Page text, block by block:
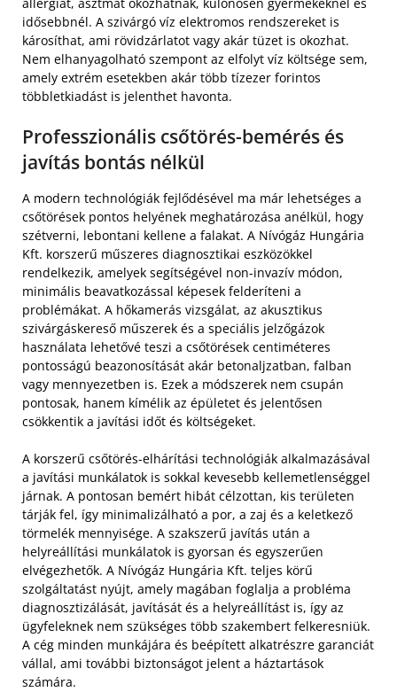
idősebbnél. A szivárgó víz elektromos rendszereket is
károsíthat, ami rövidzárlatot vagy akár tüzet is okozhat.
Nem elhanyagolható szempont az elfolyt víz költsége sem,
amely extrém esetekben akár több tízezer forintos
többletkiadást is jelenthet havonta.
Professzionális csőtörés-bemérés és
javítás bontás nélkül
A modern technológiák fejlődésével ma már lehetséges a
csőtörések pontos helyének meghatározása anélkül, hogy
szétverni, lebontani kellene a falakat. A Nívógáz Hungária
Kft. korszerű műszeres diagnosztikai eszközökkel
rendelkezik, amelyek segítségével non-invazív módon,
minimális beavatkozással képesek felderíteni a
problémákat. A hőkamerás vizsgálat, az akusztikus
szivárgáskereső műszerek és a speciális jelzőgázok
használata lehetővé teszi a csőtörések centiméteres
pontosságú beazonosítását akár betonaljzatban, falban
vagy mennyezetben is. Ezek a módszerek nem csupán
pontosak, hanem kímélik az épületet és jelentősen
csökkentik a javítási időt és költségeket.
A korszerű csőtörés-elhárítási technológiák alkalmazásával
a javítási munkálatok is sokkal kevesebb kellemetlenséggel
járnak. A pontosan bemért hibát célzottan, kis területen
tárják fel, így minimalizálható a por, a zaj és a keletkező
törmelék mennyisége. A szakszerű javítás után a
helyreállítási munkálatok is gyorsan és egyszerűen
elvégezhetők. A Nívógáz Hungária Kft. teljes körű
szolgáltatást nyújt, amely magában foglalja a probléma
diagnosztizálását, javítását és a helyreállítást is, így az
ügyfeleknek nem szükséges több szakembert felkeresniük.
A cég minden munkájára és beépített alkatrészre garanciát
vállal, ami további biztonságot jelent a háztartások
számára.